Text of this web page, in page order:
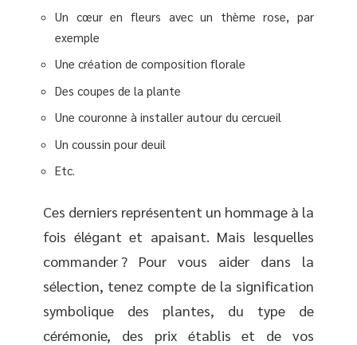
Un cœur en fleurs avec un thème rose, par
exemple
Une création de composition florale
Des coupes de la plante
Une couronne à installer autour du cercueil
Un coussin pour deuil
Etc.
Ces derniers représentent un hommage à la
fois élégant et apaisant. Mais lesquelles
commander ? Pour vous aider dans la
sélection, tenez compte de la signification
symbolique des plantes, du type de
cérémonie, des prix établis et de vos